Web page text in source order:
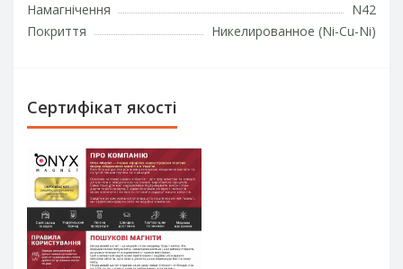
Намагнічення
N42
Покриття
Никелированное (Ni-Cu-Ni)
Сертифікат якості